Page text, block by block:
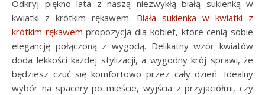
Odkryj piękno lata z naszą niezwykłą białą sukienką w
kwiatki z krótkim rękawem. Biała sukienka w kwiatki z
krótkim rękawem propozycja dla kobiet, które cenią sobie
elegancję połączoną z wygodą. Delikatny wzór kwiatów
doda lekkości każdej stylizacji, a wygodny krój sprawi, że
będziesz czuć się komfortowo przez cały dzień. Idealny
wybór na spacery po mieście, wyjścia z przyjaciółmi, czy